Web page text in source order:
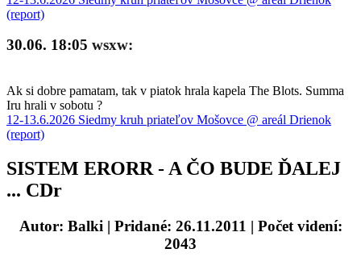
(report)
30.06. 18:05 wsxw:
Ak si dobre pamatam, tak v piatok hrala kapela The Blots. Summa
Iru hrali v sobotu ?
12-13.6.2026 Siedmy kruh priateľov Mošovce @ areál Drienok
(report)
SISTEM ERORR - A ČO BUDE ĎALEJ
... CDr
Autor: Balki | Pridané: 26.11.2011 | Počet videní:
2043